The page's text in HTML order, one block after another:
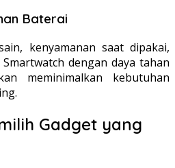
Baterai
kenyamanan saat dipakai,
dengan daya tahan
meminimalkan kebutuhan
Gadget yang